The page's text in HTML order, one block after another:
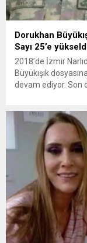
Dorukhan
Sayı 25’e
2018’de İzmir
Büyükışık
devam ediyor. Son
bulunan Dorukhan
soruşturmada